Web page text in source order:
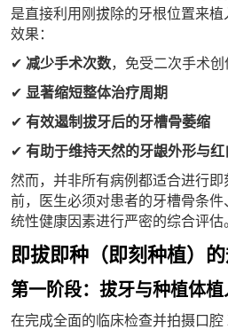
是直接利用刚拔除的牙根位置来
效果：
✔ 减少手术次数，免受二次手术创
✔ 显著缩短整体治疗周期
✔ 有效遏制拔牙后的牙槽骨萎缩
✔ 有助于维持天然的牙龈外形与红
然而，并非所有病例都适合进行
前，医生必须对患者的牙槽骨条
统性健康因素进行严密的综合评估
即拔即种（即刻种植）
第一阶段：拔牙与种植体植
在完成全面的临床检查并拍摄口